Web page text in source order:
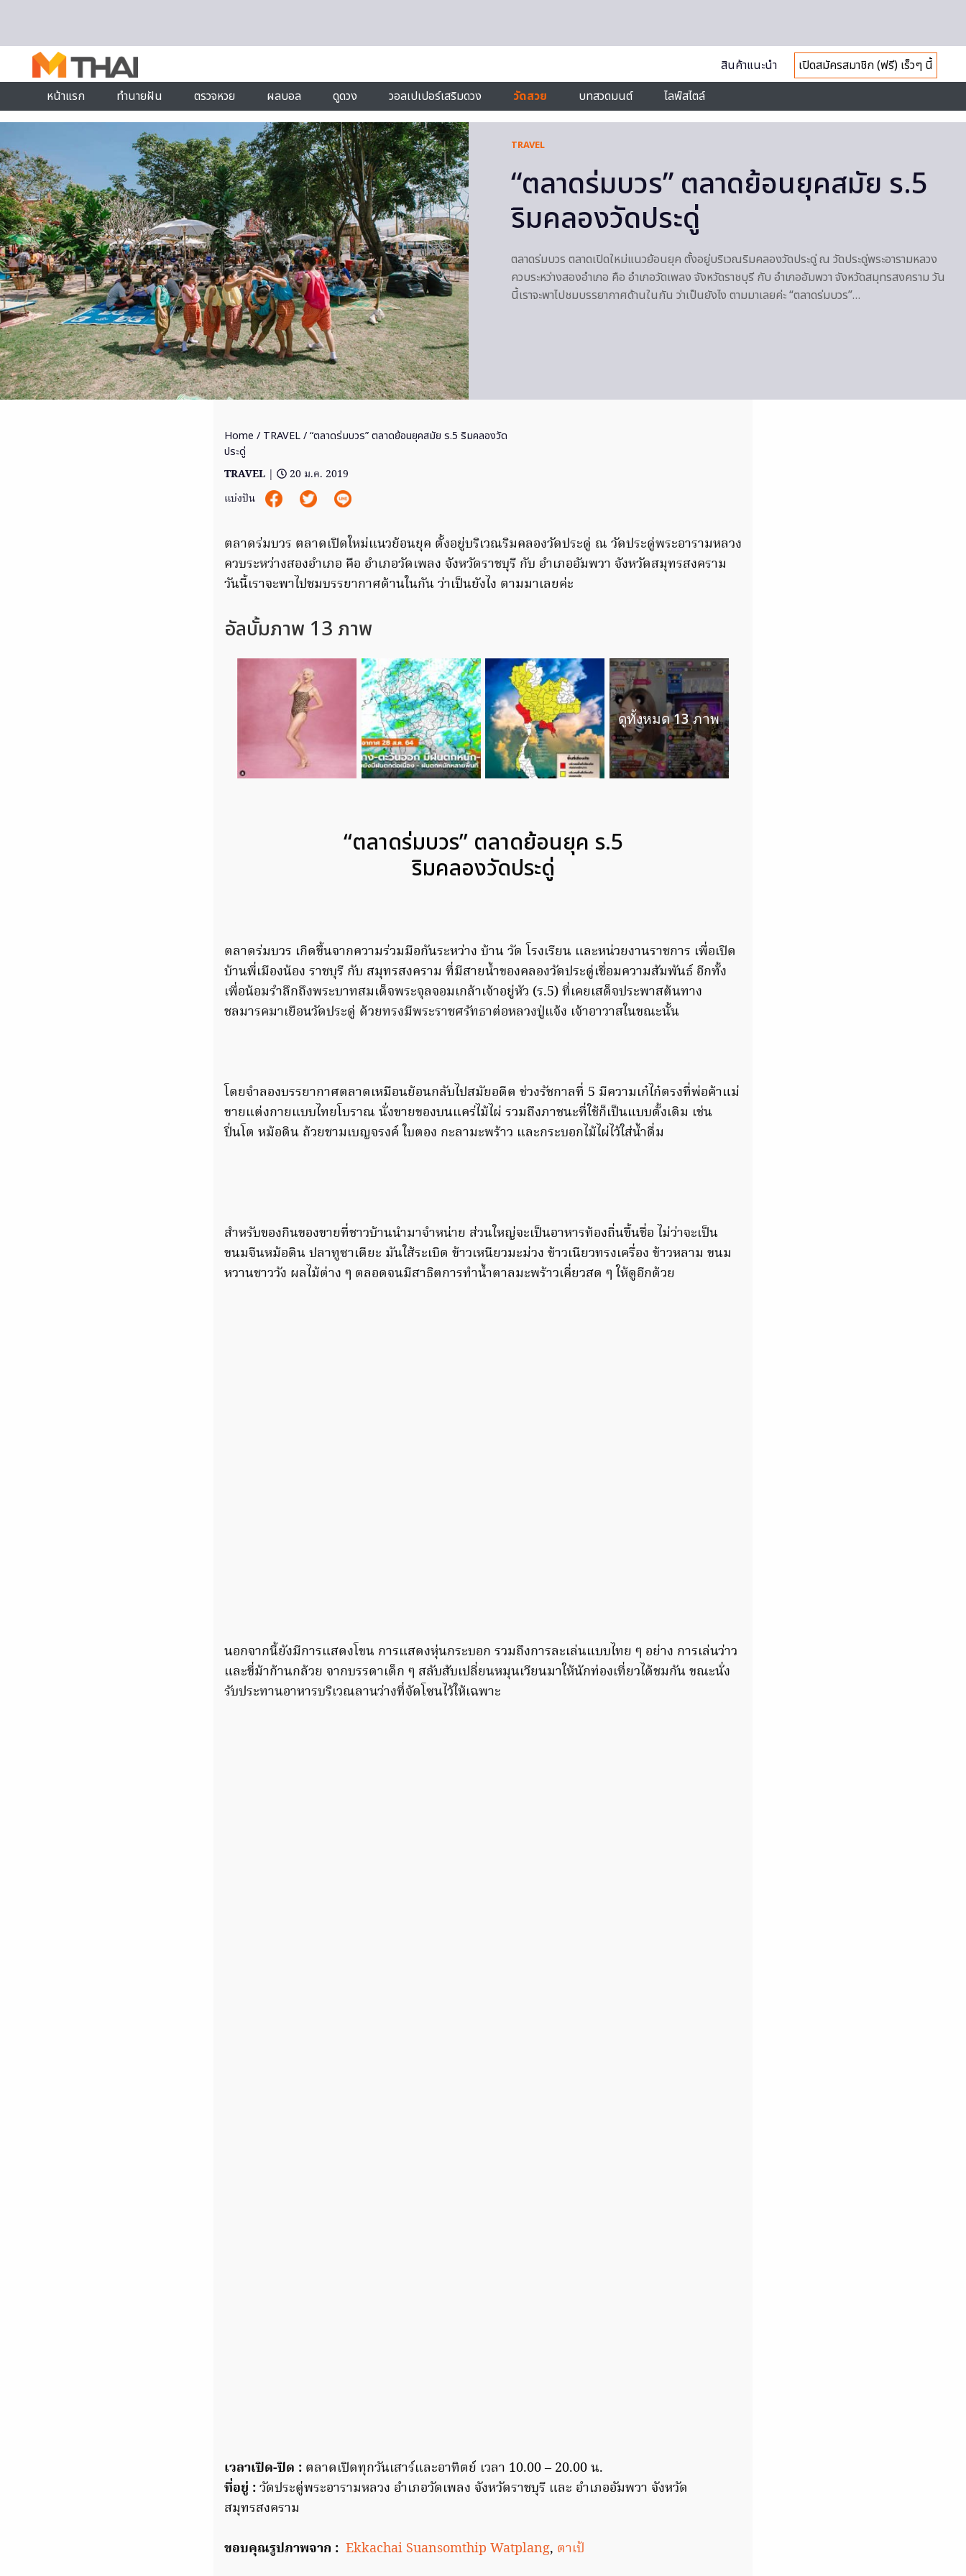
สินค้าแนะนำ
เปิดสมัครสมาชิก (ฟรี) เร็วๆ นี้
หน้าแรก
ทำนายฝัน ตรวจหวย ผลบอล ดูดวง วอลเปเปอร์เสริมดวง วัดสวย บทสวดมนต์ ไลฟ์สไตล์
TRAVEL
“ตลาดร่มบวร” ตลาดย้อนยุคสมัย ร.5
ริมคลองวัดประดู่
ตลาดร่มบวร ตลาดเปิดใหม่แนวย้อนยุค ตั้งอยู่บริเวณริมคลองวัดประดู่ ณ วัดประดู่พระอารามหลวง
ควบระหว่างสองอำเภอ คือ อำเภอวัดเพลง จังหวัดราชบุรี กับ อำเภออัมพวา จังหวัดสมุทรสงคราม วัน
นี้เราจะพาไปชมบรรยากาศด้านในกัน ว่าเป็นยังไง ตามมาเลยค่ะ “ตลาดร่มบวร”…
Home / TRAVEL/ “ตลาดร่มบวร” ตลาดย้อนยุคสมัย ร.5 ริมคลองวัด
ประดู่
TRAVEL |
20 ม.ค. 2019
แบ่งปัน
ตลาดร่มบวร ตลาดเปิดใหม่แนวย้อนยุค ตั้งอยู่บริเวณริมคลองวัดประดู่ ณ วัดประดู่พระอารามหลวง
ควบระหว่างสองอำเภอ คือ อำเภอวัดเพลง จังหวัดราชบุรี กับ อำเภออัมพวา จังหวัดสมุทรสงคราม
วันนี้เราจะพาไปชมบรรยากาศด้านในกัน ว่าเป็นยังไง ตามมาเลยค่ะ
อัลบั้มภาพ 13 ภาพ
ดูทั้งหมด 13 ภาพ
“ตลาดร่มบวร” ตลาดย้อนยุค ร.5
ริมคลองวัดประดู่
ตลาดร่มบวร เกิดขึ้นจากความร่วมมือกันระหว่าง บ้าน วัด โรงเรียน และหน่วยงานราชการ เพื่อเปิด
บ้านพี่เมืองน้อง ราชบุรี กับ สมุทรสงคราม ที่มีสายน้ำของคลองวัดประดู่เชื่อมความสัมพันธ์ อีกทั้ง
เพื่อน้อมรำลึกถึงพระบาทสมเด็จพระจุลจอมเกล้าเจ้าอยู่หัว (ร.5) ที่เคยเสด็จประพาสต้นทาง
ชลมารคมาเยือนวัดประดู่ ด้วยทรงมีพระราชศรัทธาต่อหลวงปู่แจ้ง เจ้าอาวาสในขณะนั้น
โดยจำลองบรรยากาศตลาดเหมือนย้อนกลับไปสมัยอดีต ช่วงรัชกาลที่ 5 มีความเก๋ไก๋ตรงที่พ่อค้าแม่
ขายแต่งกายแบบไทยโบราณ นั่งขายของบนแคร่ไม้ไผ่ รวมถึงภาชนะที่ใช้ก็เป็นแบบดั้งเดิม เช่น
ปิ่นโต หม้อดิน ถ้วยชามเบญจรงค์ ใบตอง กะลามะพร้าว และกระบอกไม้ไผ่ไว้ใส่น้ำดื่ม
สำหรับของกินของขายที่ชาวบ้านนำมาจำหน่าย ส่วนใหญ่จะเป็นอาหารท้องถิ่นขึ้นชื่อ ไม่ว่าจะเป็น
ขนมจีนหม้อดิน ปลาทูซาเตียะ มันใส้ระเบิด ข้าวเหนียวมะม่วง ข้าวเนียวทรงเครื่อง ข้าวหลาม ขนม
หวานชาววัง ผลไม้ต่าง ๆ ตลอดจนมีสาธิตการทำน้ำตาลมะพร้าวเคี่ยวสด ๆ ให้ดูอีกด้วย
นอกจากนี้ยังมีการแสดงโขน การแสดงหุ่นกระบอก รวมถึงการละเล่นแบบไทย ๆ อย่าง การเล่นว่าว
และขี่ม้าก้านกล้วย จากบรรดาเด็ก ๆ สลับสับเปลี่ยนหมุนเวียนมาให้นักท่องเที่ยวได้ชมกัน ขณะนั่ง
รับประทานอาหารบริเวณลานว่างที่จัดโซนไว้ให้เฉพาะ
เวลาเปิด-ปิด : ตลาดเปิดทุกวันเสาร์และอาทิตย์ เวลา 10.00 – 20.00 น.
ที่อยู่ :วัดประดู่พระอารามหลวง อำเภอวัดเพลง จังหวัดราชบุรี และ อำเภออัมพวา จังหวัด
สมุทรสงคราม
ขอบคุณรูปภาพจาก : Ekkachai Suansomthip Watplang, ตาเป้